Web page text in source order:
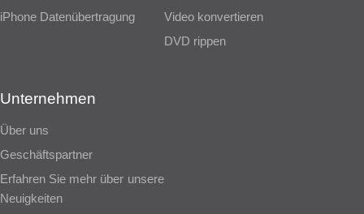
iPhone Datenübertragung
Video konvertieren
DVD rippen
Unternehmen
Über uns
Geschäftspartner
Erfahren Sie mehr über unsere
Neuigkeiten